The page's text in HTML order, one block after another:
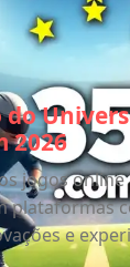
do
2026
jogos
plataformas
e